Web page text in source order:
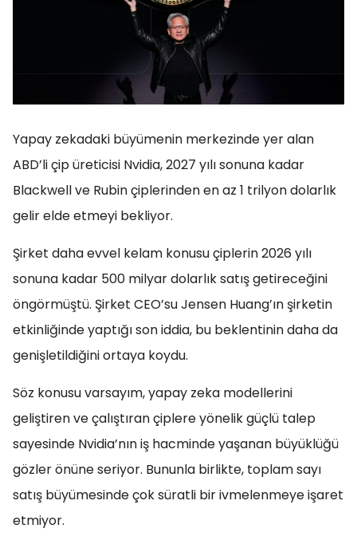
Yapay zekadaki büyümenin merkezinde yer alan
ABD’li çip üreticisi Nvidia, 2027 yılı sonuna kadar
Blackwell ve Rubin çiplerinden en az 1 trilyon dolarlık
gelir elde etmeyi bekliyor.
Şirket daha evvel kelam konusu çiplerin 2026 yılı
sonuna kadar 500 milyar dolarlık satış getireceğini
öngörmüştü. Şirket CEO’su Jensen Huang’ın şirketin
etkinliğinde yaptığı son iddia, bu beklentinin daha da
genişletildiğini ortaya koydu.
Söz konusu varsayım, yapay zeka modellerini
geliştiren ve çalıştıran çiplere yönelik güçlü talep
sayesinde Nvidia’nın iş hacminde yaşanan büyüklüğü
gözler önüne seriyor. Bununla birlikte, toplam sayı
satış büyümesinde çok süratli bir ivmelenmeye işaret
etmiyor.